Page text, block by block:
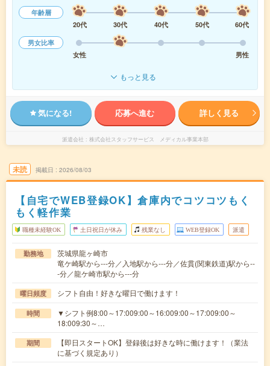
年齢層
20代
30代 40代 50代
60代
男女比率
女性
男性
もっと見る
気になる! 応募へ進む 詳しく見る
派遣会社 株式会社スタッフサービス メディカル事業本部
未読 掲載日 2026/08/03
【自宅でWEB登録OK】倉庫内でコツコツもく
もく軽作業
職種未経験OK 土日祝日が休み 残業なし WEB登録OK 派遣
勤務地
茨城県龍ヶ崎市
竜ケ崎駅から---分／入地駅から---分／佐貫(関東鉄道)駅から--
-分／龍ケ崎市駅から---分
曜日頻度 シフト自由！好きな曜日で働けます！
時間
▼シフト例8:00～17:009:00～16:009:00～17:009:00～
18:009:30～…
期間
【即日スタートOK】登録後は好きな時に働けます！（業法
に基づく規定あり）